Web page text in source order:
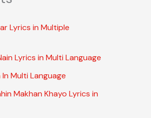
Lyrics in Multiple
Lyrics in Multi Language
Multi Language
Makhan Khayo Lyrics in